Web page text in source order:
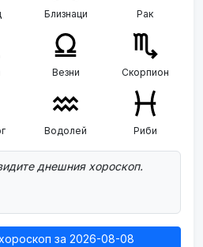
Близнаци Рак
Везни Скорпион
Водолей Риби
днешния хороскоп.
за 2026-08-08